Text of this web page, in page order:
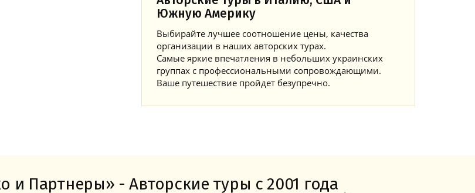
Южную Америку
Выбирайте лучшее соотношение цены, качества
организации в наших авторских турах.
Самые яркие впечатления в небольших украинских
группах с профессиональными сопровождающими.
Ваше путешествие пройдет безупречно.
и Партнеры» - Авторские туры с 2001 года